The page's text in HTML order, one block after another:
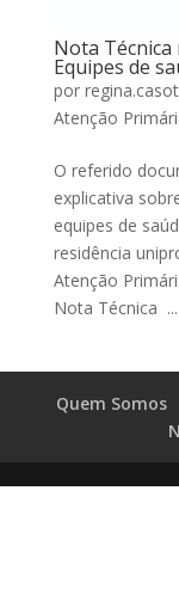
Nota Técnica
Equipes de
por
Atenção
O referido
explicativa
equipes de
residência
Atenção
Nota Técnica ...
Quem Somos